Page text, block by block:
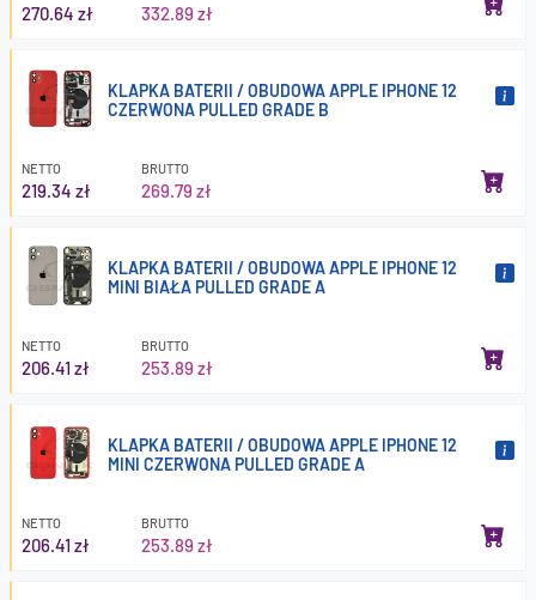
270.64 zł 332.89 zł
KLAPKA BATERII / OBUDOWA APPLE IPHONE 12
CZERWONA PULLED GRADE B
NETTO
219.34 zł
BRUTTO
269.79 zł
KLAPKA BATERII / OBUDOWA APPLE IPHONE 12
MINI BIAŁA PULLED GRADE A
NETTO
206.41 zł
BRUTTO
253.89 zł
KLAPKA BATERII / OBUDOWA APPLE IPHONE 12
MINI CZERWONA PULLED GRADE A
NETTO
206.41 zł
BRUTTO
253.89 zł